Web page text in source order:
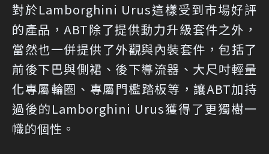
對於Lamborghini Urus這樣受到市場好評
的產品，ABT除了提供動力升級套件之外，
當然也一併提供了外觀與內裝套件，包括了
前後下巴與側裙、後下導流器、大尺吋輕量
化專屬輪圈、專屬門檻踏板等，讓ABT加持
過後的Lamborghini Urus獲得了更獨樹一
幟的個性。